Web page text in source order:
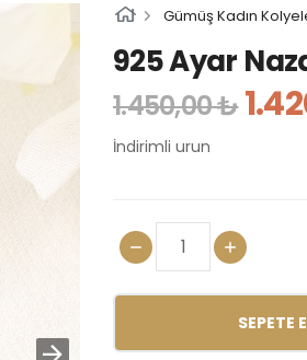
Gümüş Kadın
925 Ayar
1.450,00 ₺
İndirimli urun
SEPETE